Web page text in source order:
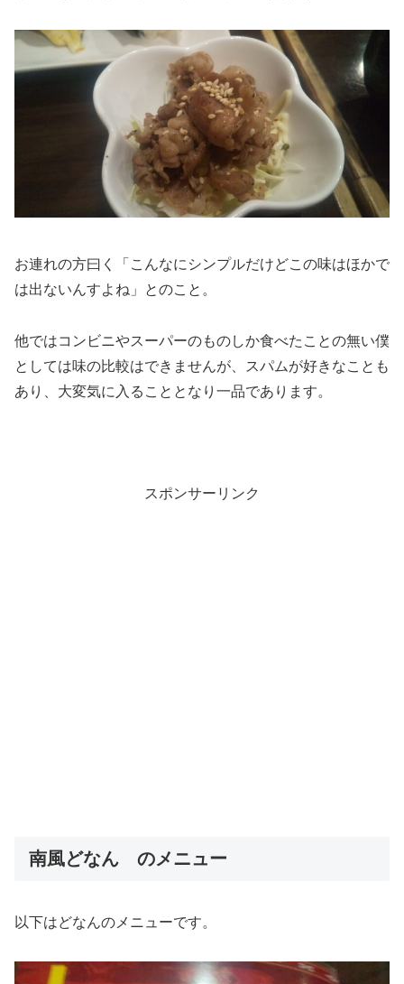
お連れの方曰く「こんなにシンプルだけどこの味はほかで
は出ないんすよね」とのこと。
他ではコンビニやスーパーのものしか食べたことの無い僕
としては味の比較はできませんが、スパムが好きなことも
あり、大変気に入ることとなり一品であります。
スポンサーリンク
南風どなん のメニュー
以下はどなんのメニューです。